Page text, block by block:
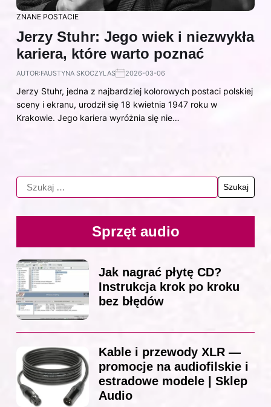
ZNANE POSTACIE
Jerzy Stuhr: Jego wiek i niezwykła
kariera, które warto poznać
AUTOR:FAUSTYNA SKOCZYLAS 2026-03-06
Jerzy Stuhr, jedna z najbardziej kolorowych postaci polskiej
sceny i ekranu, urodził się 18 kwietnia 1947 roku w
Krakowie. Jego kariera wyróżnia się nie…
Sprzęt audio
Jak nagrać płytę CD?
Instrukcja krok po kroku
bez błędów
Kable i przewody XLR —
promocje na audiofilskie i
estradowe modele | Sklep
Audio